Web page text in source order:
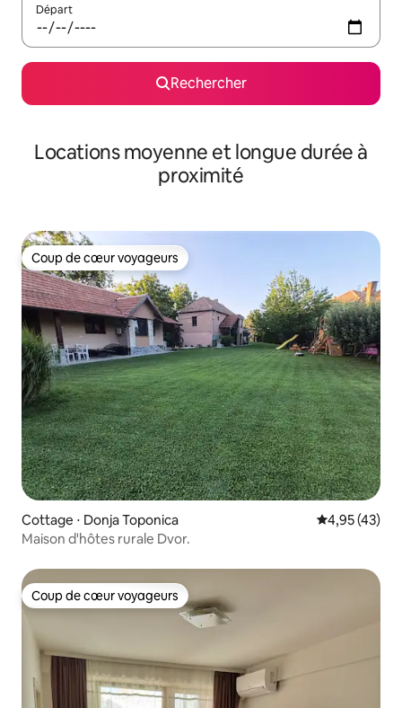
Départ
Rechercher
Locations moyenne et longue durée à
proximité
Coup de cœur voyageurs
Coup de cœur voyageurs
Cottage ⋅ Donja Toponica Évaluation
4,95 (43)
Maison d'hôtes rurale Dvor.
Coup de cœur voyageurs
Coup de cœur voyageurs